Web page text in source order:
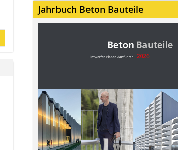
Jahrbuch Beton Bauteile